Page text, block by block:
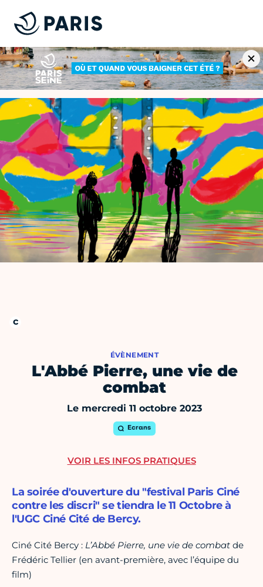
ÉVÈNEMENT
L'Abbé Pierre, une vie de
combat
Le mercredi 11 octobre 2023
Ecrans
La soirée d'ouverture du "festival Paris Ciné
contre les discri" se tiendra le 11 Octobre à
l'UGC Ciné Cité de Bercy.
Ciné Cité Bercy : L’Abbé Pierre, une vie de combat de
Frédéric Tellier (en avant-première, avec l’équipe du
film)
VOIR LES INFOS PRATIQUES